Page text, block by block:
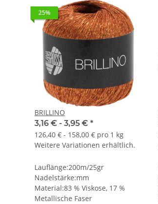
25%
BRILLINO
3,16 € - 3,95 € *
126,40 € - 158,00 € pro 1 kg
Weitere Variationen erhältlich.
Lauflänge:200m/25gr
Nadelstärke:mm
Material:83 % Viskose, 17 %
Metallische Faser